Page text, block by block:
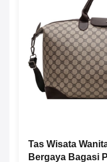
Tas Wisata
Bergaya Bagasi